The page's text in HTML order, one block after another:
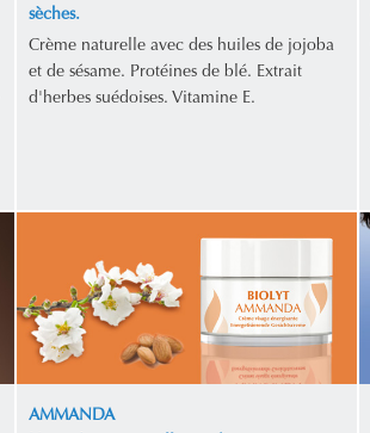
sèches.
Crème naturelle avec des huiles de jojoba
et de sésame. Protéines de blé. Extrait
d'herbes suédoises. Vitamine E.
AMMANDA